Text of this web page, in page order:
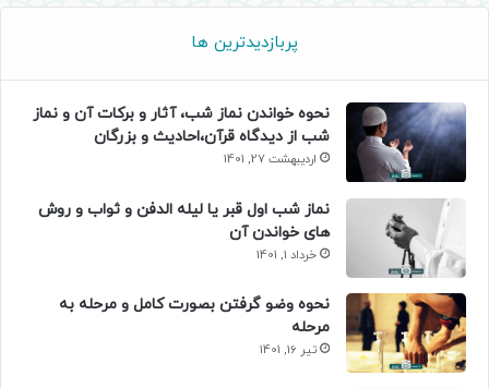
پربازدیدترین ها
نحوه خواندن نماز شب، آثار و برکات آن و نماز
شب از دیدگاه قرآن،احادیث و بزرگان
اردیبهشت 27, 1401
نماز شب اول قبر یا لیله الدفن و ثواب و روش
های خواندن آن
خرداد 1, 1401
نحوه وضو گرفتن بصورت کامل و مرحله به
مرحله
تیر 16, 1401